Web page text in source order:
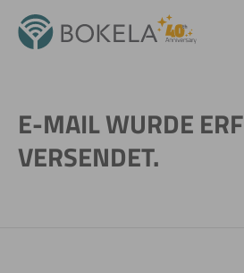
E-MAIL WURDE
VERSENDET.